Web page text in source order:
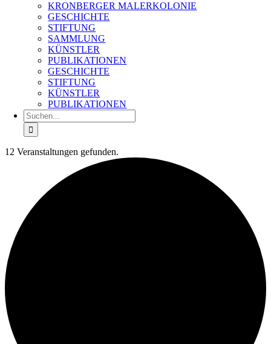
KRONBERGER MALERKOLONIE
GESCHICHTE
STIFTUNG
SAMMLUNG
KÜNSTLER
PUBLIKATIONEN
GESCHICHTE
STIFTUNG
KÜNSTLER
PUBLIKATIONEN
Suche
nach:
12 Veranstaltungen gefunden.